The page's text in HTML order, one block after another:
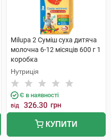
Milupa 2 Суміш суха дитяча
молочна 6-12 місяців 600 г 1
коробка
Нутриція
Є в наявності
від 326.30 грн
КУПИТИ